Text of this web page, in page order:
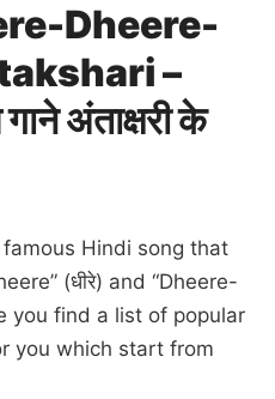
Dheere-
–
अंताक्षरी के
Hindi song that
(धीरे) and “Dheere-
you find a list of popular
you which start from